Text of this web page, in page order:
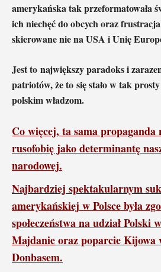
amerykańska tak przeformatowała
ich niechęć do obcych oraz
skierowane nie na USA i Unię
Jest to największy paradoks i
patriotów, że to się stało w tak
polskim władzom.
Co więcej, ta sama propaganda
rusofobię jako determinantę
narodowej.
Najbardziej spektakularnym
amerykańskiej w Polsce była
społeczeństwa na udział Polski
Majdanieoraz poparcie Kijowa
Donbasem.